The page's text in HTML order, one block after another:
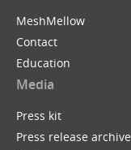
MeshMellow
Contact
Education
Media
Press kit
Press release archive